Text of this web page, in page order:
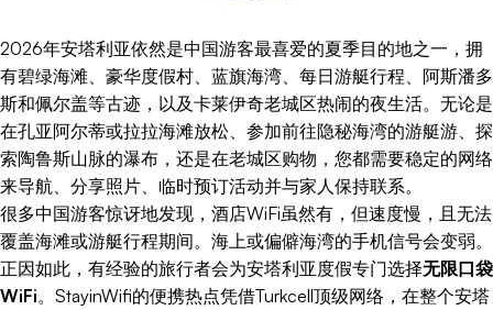
2026年安塔利亚依然是中国游客最喜爱的夏季目的地之一，拥
有碧绿海滩、豪华度假村、蓝旗海湾、每日游艇行程、阿斯潘多
斯和佩尔盖等古迹，以及卡莱伊奇老城区热闹的夜生活。无论是
在孔亚阿尔蒂或拉拉海滩放松、参加前往隐秘海湾的游艇游、探
索陶鲁斯山脉的瀑布，还是在老城区购物，您都需要稳定的网络
来导航、分享照片、临时预订活动并与家人保持联系。
很多中国游客惊讶地发现，酒店WiFi虽然有，但速度慢，且无法
覆盖海滩或游艇行程期间。海上或偏僻海湾的手机信号会变弱。
正因如此，有经验的旅行者会为安塔利亚度假专门选择无限口袋
WiFi。StayinWifi的便携热点凭借Turkcell顶级网络，在整个安塔